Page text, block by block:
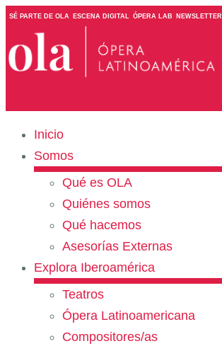
SÉ PARTE DE OLA ESCENA DIGITAL ÓPERA LAB NEWSLETTER
Inicio
Somos
Qué es OLA
Quiénes somos
Qué hacemos
Asesorías Externas
Explora Iberoamérica
Teatros
Ópera Latinoamericana
Compositores/as